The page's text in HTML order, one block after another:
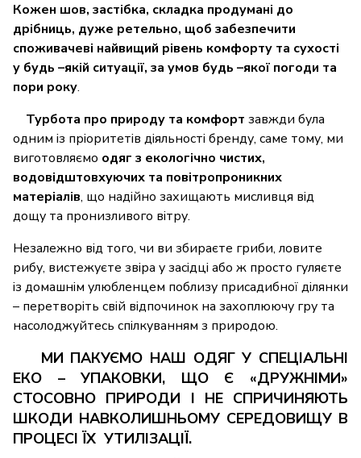
Кожен шов, застібка, складка продумані до
дрібниць, дуже ретельно, щоб забезпечити
споживачеві найвищий рівень комфорту та сухості
у будь –якій ситуації, за умов будь –якої погоди та
пори року.
Турбота про природу та комфорт завжди була
одним із пріоритетів діяльності бренду, саме тому, ми
виготовляємо одяг з екологічно чистих,
водовідштовхуючих та повітропроникних
матеріалів, що надійно захищають мисливця від
дощу та пронизливого вітру.
Незалежно від того, чи ви збираєте гриби, ловите
рибу, вистежуєте звіра у засідці або ж просто гуляєте
із домашнім улюбленцем поблизу присадибної ділянки
– перетворіть свій відпочинок на захоплюючу гру та
насолоджуйтесь спілкуванням з природою.
МИ ПАКУЄМО НАШ ОДЯГ У СПЕЦІАЛЬНІ
ЕКО – УПАКОВКИ, ЩО Є «ДРУЖНІМИ»
СТОСОВНО ПРИРОДИ І НЕ СПРИЧИНЯЮТЬ
ШКОДИ НАВКОЛИШНЬОМУ СЕРЕДОВИЩУ В
ПРОЦЕСІ ЇХ УТИЛІЗАЦІЇ.